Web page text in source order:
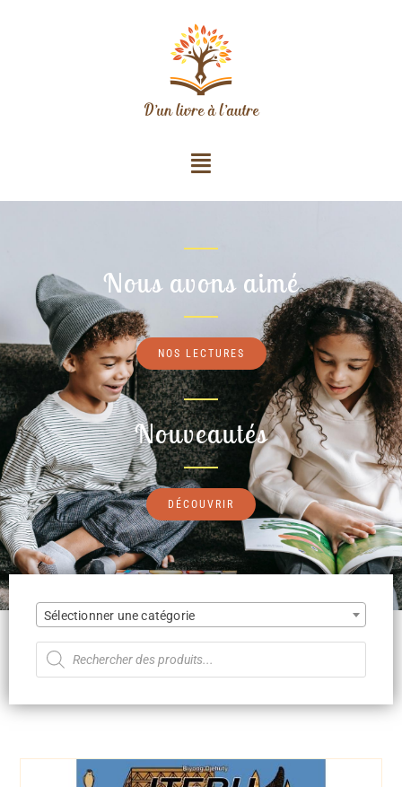
Nous avons aimé
NOS LECTURES
Nouveautés
DÉCOUVRIR
Sélectionner une catégorie